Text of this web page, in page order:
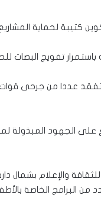
كتيبة لحماية المشاريع
باستمرار تفويج البصات
عددا من جرحى قوات
على الجهود المبذولة
والإعلام بشمال
من البرامج الخاصة